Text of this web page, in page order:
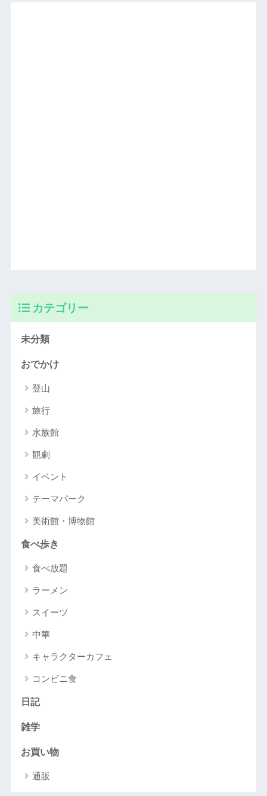
カテゴリー
未分類
おでかけ
登山
旅行
水族館
観劇
イベント
テーマパーク
美術館・博物館
食べ歩き
食べ放題
ラーメン
スイーツ
中華
キャラクターカフェ
コンビニ食
日記
雑学
お買い物
通販